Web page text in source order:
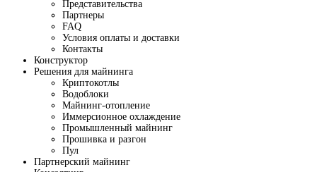
Представительства
Партнеры
FAQ
Условия оплаты и доставки
Контакты
Конструктор
Решения для майнинга
Криптокотлы
Водоблоки
Майнинг-отопление
Иммерсионное охлаждение
Промышленный майнинг
Прошивка и разгон
Пул
Партнерский майнинг